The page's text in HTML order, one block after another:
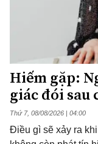
Hiếm gặp:
giác đói sau
Thứ 7, 08/08/2026 | 04:00
Điều gì sẽ xảy ra